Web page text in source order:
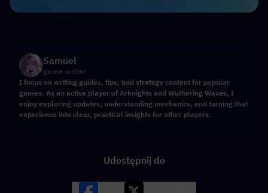
Samuel
game writer
I focus on writing guides, tips, and strategy content for popular
games. As an active player of Arknights and Wuthering Waves, I
enjoy exploring updates, understanding mechanics, and turning that
experience into clear, practical insights for other players.
Udostępnij do